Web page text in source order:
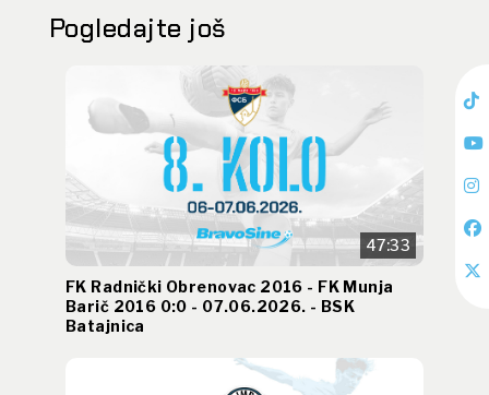
Pogledajte još
47:33
FK Radnički Obrenovac 2016 - FK Munja
Barič 2016 0:0 - 07.06.2026. - BSK
Batajnica